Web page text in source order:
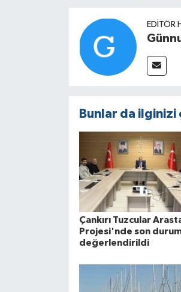
EDITÖR
Bunlar da ilginizi
Çankırı Tuzcular
Projesi'nde son
değerlendirildi